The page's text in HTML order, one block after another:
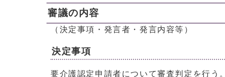
審議の内容
（決定事項・発言者・発言内容等）
決定事項
要介護認定申請者について審査判定を行う。